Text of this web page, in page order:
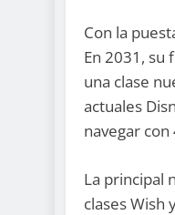
Con la
En 2031, su
una clase
actuales
navegar
La principal
clases Wish